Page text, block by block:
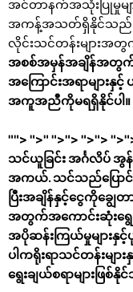
အင်တာနက်အသုံးပြုမှုမျ
အကန့်အသတ်ရှိနိုင်သည်။ စ
လိုင်းသင်တန်းများအ
အစစ်အမှန်အချိန်အတွ
အကြောင်းအရာများ
အကူအညီကိုမရရှိနိုင်ပါ။
""> ">" ">"> ">">
သင်ယူခြင်း အင်္ဂလိပ် အွန်
အကယ်. သင်သည်ပြော
ပြီးအချိန်နှင့်ငွေကိုချွ
အတွက်အကောင်းဆုံးရွေ
အပိုဆန်းကြယ်မှုများ
ပါကရိုးရာသင်တန်းမျ
ရွေးချယ်စရာများဖြစ်